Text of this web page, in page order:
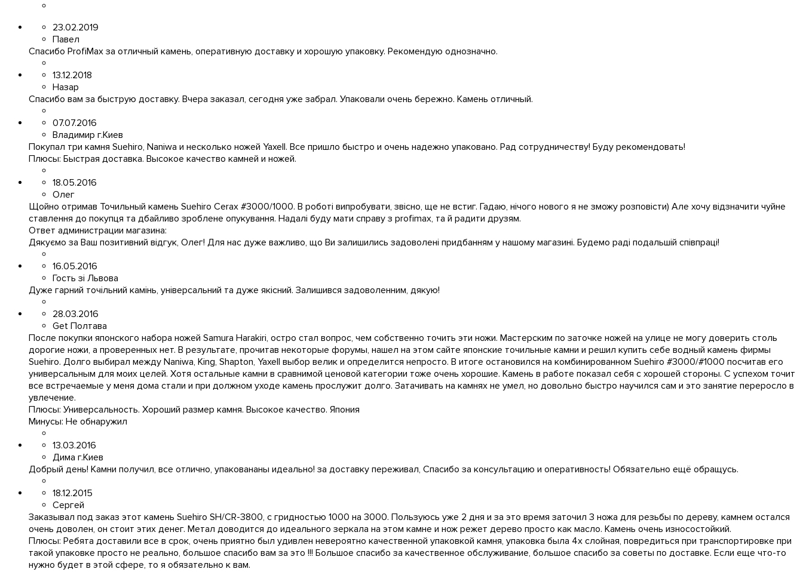
23.02.2019
Павел
Спасибо ProfiMax за отличный камень, оперативную доставку и хорошую упаковку. Рекомендую однозначно.
13.12.2018
Назар
Спасибо вам за быструю доставку. Вчера заказал, сегодня уже забрал. Упаковали очень бережно. Камень отличный.
07.07.2016
Владимир г.Киев
Покупал три камня Suehiro, Naniwa и несколько ножей Yaxell. Все пришло быстро и очень надежно упаковано. Рад сотрудничеству! Буду рекомендовать!
Плюсы: Быстрая доставка. Высокое качество камней и ножей.
18.05.2016
Олег
Щойно отримав Точильный камень Suehiro Cerax #3000/1000. В роботі випробувати, звісно, ще не встиг. Гадаю, нічого нового я не зможу розповісти) Але хочу відзначити чуйне
ставлення до покупця та дбайливо зроблене опукування. Надалі буду мати справу з profimax, та й радити друзям.
Ответ администрации магазина:
Дякуємо за Ваш позитивний вiдгук, Олег! Для нас дуже важливо, що Ви залишились задоволенi придбанням у нашому магазинi. Будемо радi подальшiй спiвпрацi!
16.05.2016
Гость зi Львова
Дуже гарний точiльний камiнь, унiверсальний та дуже якiсний. Залишився задоволенним, дякую!
28.03.2016
Get Полтава
После покупки японского набора ножей Samura Harakiri, остро стал вопрос, чем собственно точить эти ножи. Мастерским по заточке ножей на улице не могу доверить столь
дорогие ножи, а проверенных нет. В результате, прочитав некоторые форумы, нашел на этом сайте японские точильные камни и решил купить себе водный камень фирмы
Suehiro. Долго выбирал между Naniwa, King, Shapton, Yaxell выбор велик и определится непросто. В итоге остановился на комбинированном Suehiro #3000/#1000 посчитав его
универсальным для моих целей. Хотя остальные камни в сравнимой ценовой категории тоже очень хорошие. Камень в работе показал себя с хорошей стороны. С успехом точит
все встречаемые у меня дома стали и при должном уходе камень прослужит долго. Затачивать на камнях не умел, но довольно быстро научился сам и это занятие переросло в
увлечение.
Плюсы: Универсальность. Хороший размер камня. Высокое качество. Япония
Минусы: Не обнаружил
13.03.2016
Дима г.Киев
Добрый день! Камни получил, все отлично, упаковананы идеально! за доставку переживал, Спасибо за консультацию и оперативность! Обязательно ещё обращусь.
18.12.2015
Сергей
Заказывал под заказ этот камень Suehiro SH/CR-3800, с гридностью 1000 на 3000. Пользуюсь уже 2 дня и за это время заточил 3 ножа для резьбы по дереву, камнем остался
очень доволен, он стоит этих денег. Метал доводится до идеального зеркала на этом камне и нож режет дерево просто как масло. Камень очень износостойкий.
Плюсы: Ребята доставили все в срок, очень приятно был удивлен невероятно качественной упаковкой камня, упаковка была 4х слойная, повредиться при транспортировке при
такой упаковке просто не реально, большое спасибо вам за это !!! Большое спасибо за качественное обслуживание, большое спасибо за советы по доставке. Если еще что-то
нужно будет в этой сфере, то я обязательно к вам.